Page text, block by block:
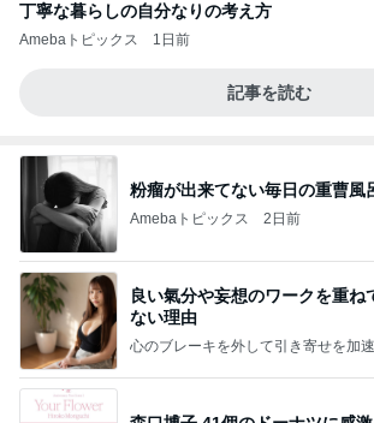
丁寧な暮らしの自分なりの考え方
Amebaトピックス 1日前
記事を読む
粉瘤が出来てない毎日の重曹風
Amebaトピックス 2日前
良い氣分や妄想のワークを重ね
ない理由
心のブレーキを外して引き寄せを加速